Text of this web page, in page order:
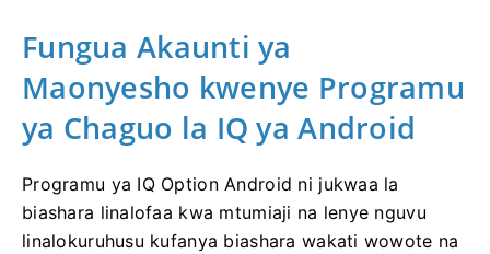
Fungua Akaunti ya
Maonyesho kwenye Programu
ya Chaguo la IQ ya Android
Programu ya IQ Option Android ni jukwaa la
biashara linalofaa kwa mtumiaji na lenye nguvu
linalokuruhusu kufanya biashara wakati wowote na